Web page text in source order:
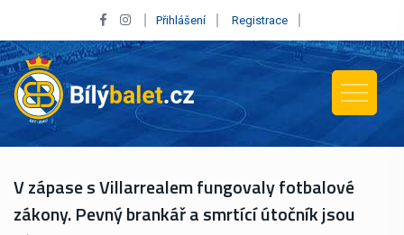
Přihlášení Registrace
V zápase s Villarrealem fungovaly fotbalové
zákony. Pevný brankář a smrtící útočník jsou